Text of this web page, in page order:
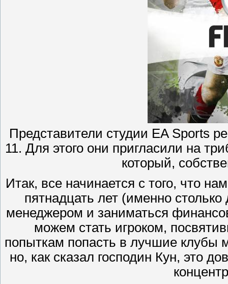
Представители студии EA Sports
11. Для этого они пригласили на
который,
Итак, все начинается с того, что
пятнадцать лет (именно
менеджером и заниматься
можем стать игроком,
попыткам попасть в лучшие клубы
но, как сказал господин Кун, это